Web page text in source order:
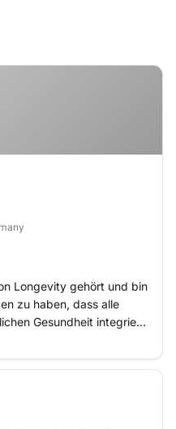
Longevity gehört und bin
zu haben, dass alle
Gesundheit integriert.
alt werden, um noch
zu können. Oder
zu können, wenn ich